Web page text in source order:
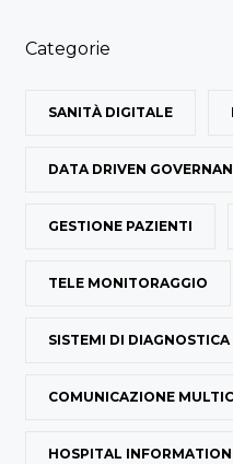
Categorie
SANITÀ DIGITALE
DATA DRIVEN
GESTIONE PAZIENTI
TELE MONITORAGGIO
SISTEMI DI DIAGNOSTICA
COMUNICAZIONE
HOSPITAL INFORMATION